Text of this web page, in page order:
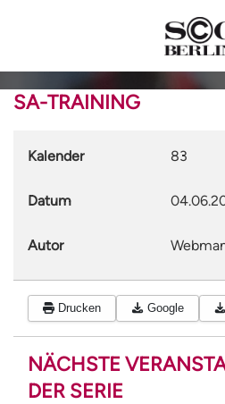
SA-TRAINING
Kalender 83
Datum
Autor
Drucken Google
NÄCHSTE
DER SERIE